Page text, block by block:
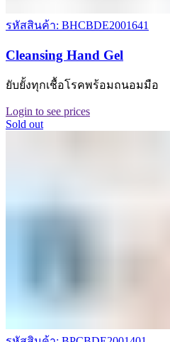
รหัสสินค้า: BHCBDE2001641
Cleansing Hand Gel
ยับยั้งทุกเชื้อโรคพร้อมถนอมมือ
Login to see prices
Sold out